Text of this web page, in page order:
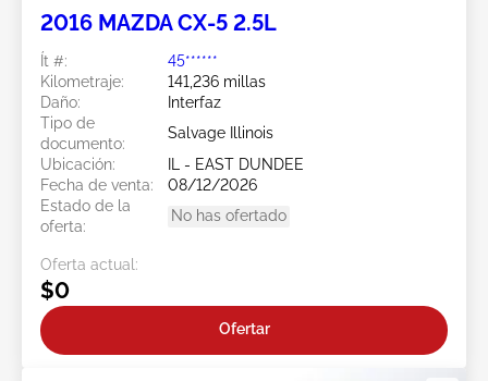
2016 MAZDA CX-5 2.5L
Ít #:
45******
Kilometraje:
141,236 millas
Daño:
Interfaz
Tipo de
documento:
Salvage Illinois
Ubicación:
IL - EAST DUNDEE
Fecha de venta:
08/12/2026
Estado de la
oferta:
No has ofertado
Oferta actual:
$0
Ofertar